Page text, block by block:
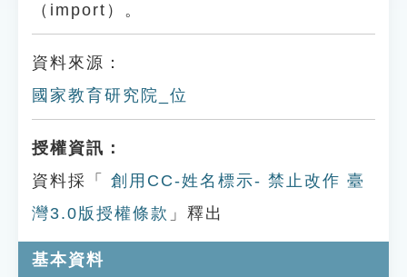
（import）。
資料來源：
國家教育研究院_位
授權資訊：
資料採「
創用CC-姓名標示- 禁止改作 臺
灣3.0版授權條款 」釋出
基本資料